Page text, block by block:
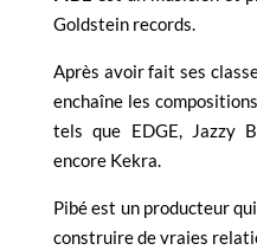
Goldstein records.
Après avoir fait ses
enchaîne les
tels que EDGE, Jazzy
encore Kekra.
Pibé est un producteur
construire de vraies